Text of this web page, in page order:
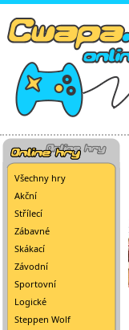
Všechny hry
Akční
Střílecí
Zábavné
Skákací
Závodní
Sportovní
Logické
Steppen Wolf